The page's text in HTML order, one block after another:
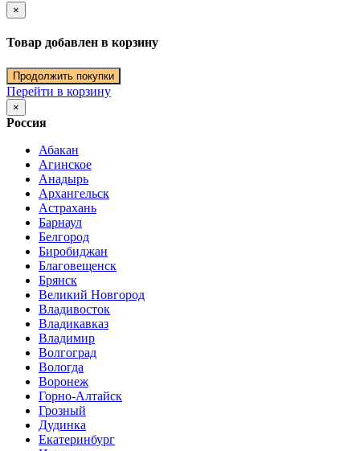
×
Товар добавлен в корзину
Продолжить покупки
Перейти в корзину
×
Россия
Абакан
Агинское
Анадырь
Архангельск
Астрахань
Барнаул
Белгород
Биробиджан
Благовещенск
Брянск
Великий Новгород
Владивосток
Владикавказ
Владимир
Волгоград
Вологда
Воронеж
Горно-Алтайск
Грозный
Дудинка
Екатеринбург